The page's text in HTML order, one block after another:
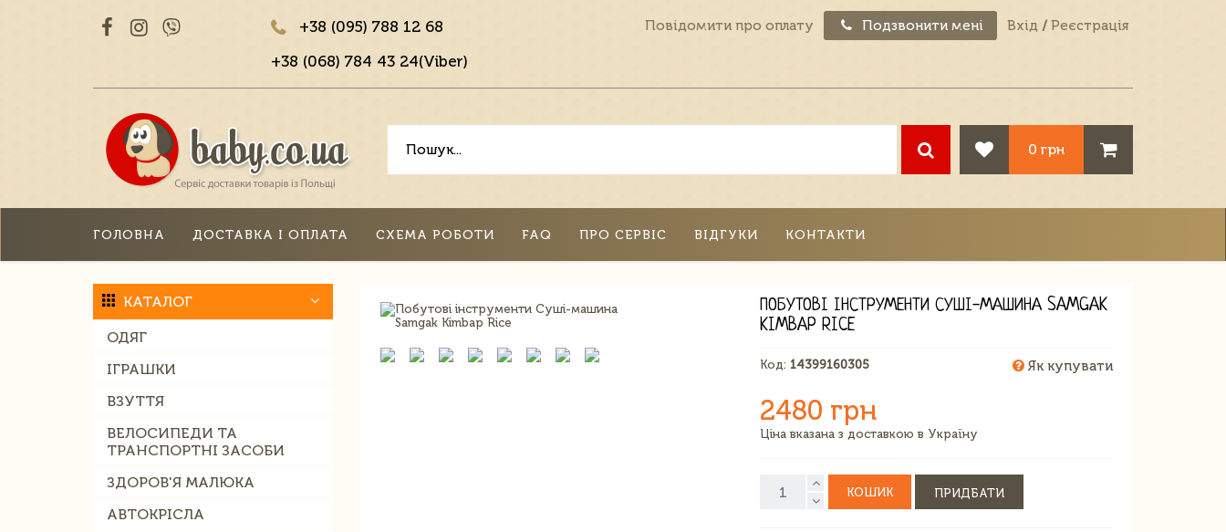
+38 (095) 788 12 68
+38 (068) 784 43 24(Viber)
Повідомити про оплату Подзвонити мені Вхід / Реєстрація
0 грн
ГОЛОВНА ДОСТАВКА І ОПЛАТА СХЕМА РОБОТИ FAQ ПРО СЕРВІС ВІДГУКИ КОНТАКТИ
КАТАЛОГ
ОДЯГ
ІГРАШКИ
ВЗУТТЯ
ВЕЛОСИПЕДИ ТА
ТРАНСПОРТНІ ЗАСОБИ
ЗДОРОВ'Я МАЛЮКА
АВТОКРІСЛА
ПОБУТОВІ ІНСТРУМЕНТИ СУШІ-МАШИНА SAMGAK
KIMBAP RICE
Код: 14399160305 Як купувати
2480 грн
Ціна вказана з доставкою в Україну
КОШИК ПРИДБАТИ